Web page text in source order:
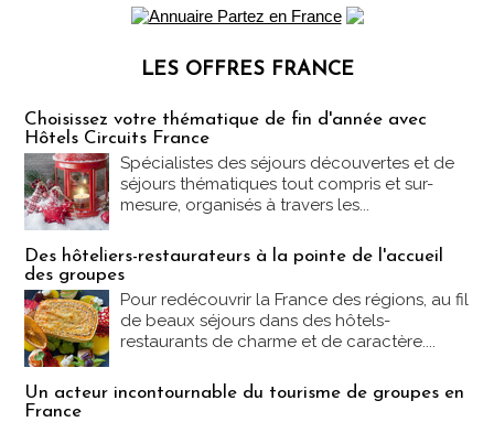
LES OFFRES FRANCE
Choisissez votre thématique de fin d'année avec
Hôtels Circuits France
Spécialistes des séjours découvertes et de
séjours thématiques tout compris et sur-
mesure, organisés à travers les...
Des hôteliers-restaurateurs à la pointe de l'accueil
des groupes
Pour redécouvrir la France des régions, au fil
de beaux séjours dans des hôtels-
restaurants de charme et de caractère....
Un acteur incontournable du tourisme de groupes en
France